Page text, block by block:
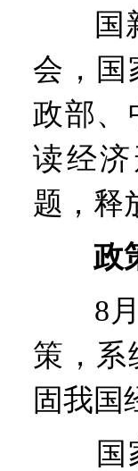
国新
会，国
政部、
读经
题，释
政
8月
策，系
固我国
国家